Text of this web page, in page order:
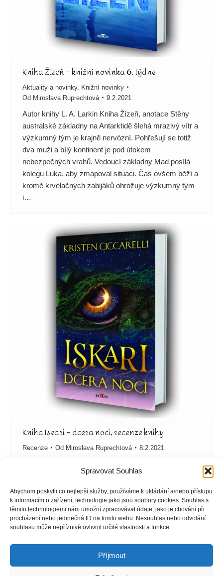
Spravovat Souhlas
Abychom poskytli co nejlepší služby, používáme k ukládání a/nebo přístupu
k informacím o zařízení, technologie jako jsou soubory cookies. Souhlas s
těmito technologiemi nám umožní zpracovávat údaje, jako je chování při
procházení nebo jedinečná ID na tomto webu. Nesouhlas nebo odvolání
souhlasu může nepříznivě ovlivnit určité vlastnosti a funkce.
Příjmout
Kniha Žízeň – knižní novinka 6. týdne
Aktuality a novinky, Knižní novinky
Od Miroslava Ruprechtová 9.2.2021
Autor knihy L. A. Larkin Kniha Žízeň, anotace Stěny
australské základny na Antarktidě šlehá mrazivý vítr a
výzkumný tým je krajně nervózní. Pohřešují se totiž
dva muži a bílý kontinent je pod útokem
nebezpečných vrahů. Vedoucí základny Mad posílá
kolegu Luka, aby zmapoval situaci. Čas ovšem běží a
kromě krvelačných zabijáků ohrožuje výzkumný tým
i…
Kniha Iskari – dcera noci, recenze knihy
Recenze Od Miroslava Ruprechtová 8.2.2021
dcera noci je? Eris pracuje pro obávaného a krutého
piráta. Udělala by cokoliv, aby získala svobodu, a tak
nezaváhá, když se jí naskytne příležitost. Stačí splnit
jeden úkol, a ona bude moct odejít, kam jen bude chtít.
Musí unést princeznu Ashu, poslední Namsaru. V tom